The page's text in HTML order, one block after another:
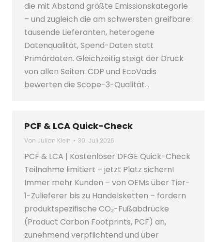
die mit Abstand größte Emissionskategorie
– und zugleich die am schwersten greifbare:
tausende Lieferanten, heterogene
Datenqualität, Spend-Daten statt
Primärdaten. Gleichzeitig steigt der Druck
von allen Seiten: CDP und EcoVadis
bewerten die Scope-3-Qualität…
PCF & LCA Quick-Check
Von Julian Klein 30. Juli 2026
PCF & LCA | Kostenloser DFGE Quick-Check
Teilnahme limitiert – jetzt Platz sichern!
Immer mehr Kunden – von OEMs über Tier-
1-Zulieferer bis zu Handelsketten – fordern
produktspezifische CO₂-Fußabdrücke
(Product Carbon Footprints, PCF) an,
zunehmend verpflichtend und über